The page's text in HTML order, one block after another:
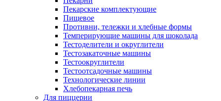
Пекарские комплектующие
Пищевое
Противни, тележки и хлебные формы
Темперирующие машины для шоколада
Тестоделители и округлители
Тестозакаточные машины
Тестоокруглители
Тестоотсадочные машины
Технологические линии
Хлебопекарная печь
Для пиццерии